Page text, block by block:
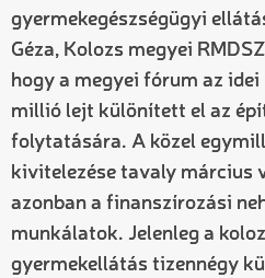
gyermekegészségügyi
Géza, Kolozs megyei
hogy a megyei fórum az
millió lejt különített el az
folytatására. A közel
kivitelezése tavaly március
azonban a finanszírozási
munkálatok. Jelenleg a
gyermekellátás tizennégy